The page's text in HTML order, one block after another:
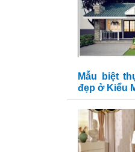
Mẫu biệt
đẹp ở Kiểu